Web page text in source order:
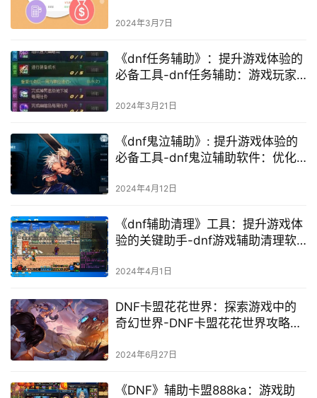
2024年3月7日
《dnf任务辅助》：提升游戏体验的
必备工具-dnf任务辅助：游戏玩家
2024年3月21日
《dnf鬼泣辅助》: 提升游戏体验的
必备工具-dnf鬼泣辅助软件：优化
2024年4月12日
《dnf辅助清理》工具：提升游戏体
验的关键助手-dnf游戏辅助清理软
2024年4月1日
DNF卡盟花花世界：探索游戏中的
奇幻世界-DNF卡盟花花世界攻略与
2024年6月27日
《DNF》辅助卡盟888ka：游戏助